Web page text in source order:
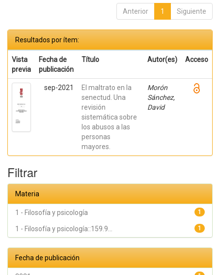
Anterior 1 Siguiente
Resultados por ítem:
Vista
previa
Fecha de
publicación
Título Autor(es) Acceso
sep-2021
El maltrato en la
senectud. Una
revisión
sistemática sobre
los abusos a las
personas
mayores.
Morón
Sánchez,
David
Filtrar
Materia
1
1 - Filosofía y psicología
1
1 - Filosofía y psicología::159.9...
Fecha de publicación